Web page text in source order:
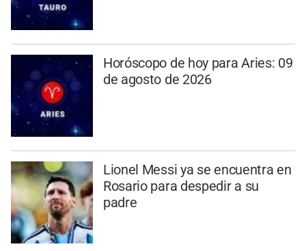
Horóscopo de hoy para Aries: 09
de agosto de 2026
Lionel Messi ya se encuentra en
Rosario para despedir a su
padre